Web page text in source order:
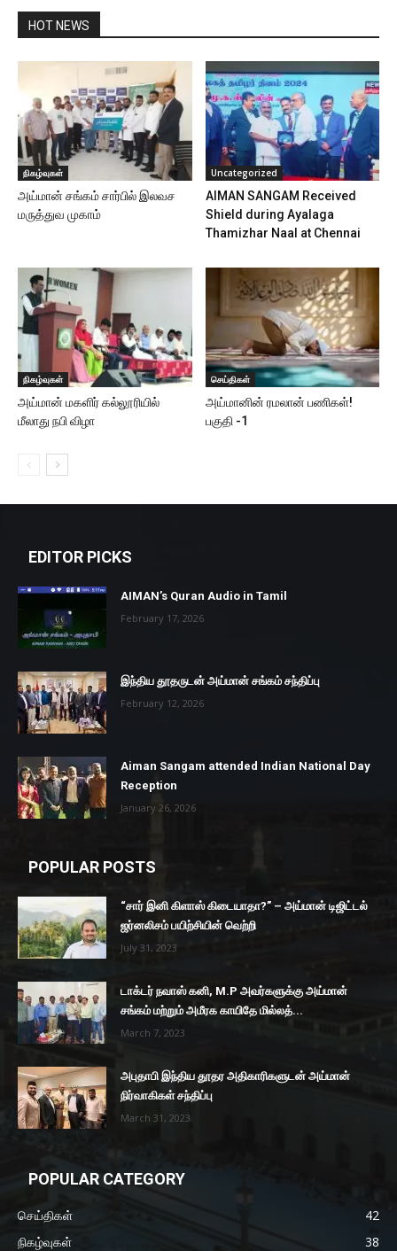
HOT NEWS
நிகழ்வுகள்
அய்மான் சங்கம் சார்பில் இலவச
மருத்துவ முகாம்
Uncategorized
AIMAN SANGAM Received
Shield during Ayalaga
Thamizhar Naal at Chennai
நிகழ்வுகள்
அய்மான் மகளிர் கல்லூரியில்
மீலாது நபி விழா
செய்திகள்
அய்மானின் ரமலான் பணிகள்!
பகுதி -1
EDITOR PICKS
AIMAN’s Quran Audio in Tamil
February 17, 2026
இந்திய தூதருடன் அய்மான் சங்கம் சந்திப்பு
February 12, 2026
Aiman Sangam attended Indian National Day
Reception
January 26, 2026
POPULAR POSTS
“சார் இனி கிளாஸ் கிடையாதா?” – அய்மான் டிஜிட்டல்
ஜர்னலிசம் பயிற்சியின் வெற்றி
July 31, 2023
டாக்டர் நவாஸ் கனி, M.P அவர்களுக்கு அய்மான்
சங்கம் மற்றும் அமீரக காயிதே மில்லத்...
March 7, 2023
அபுதாபி இந்திய தூதர அதிகாரிகளுடன் அய்மான்
நிர்வாகிகள் சந்திப்பு
March 31, 2023
POPULAR CATEGORY
செய்திகள்
42
நிகழ்வுகள்
38